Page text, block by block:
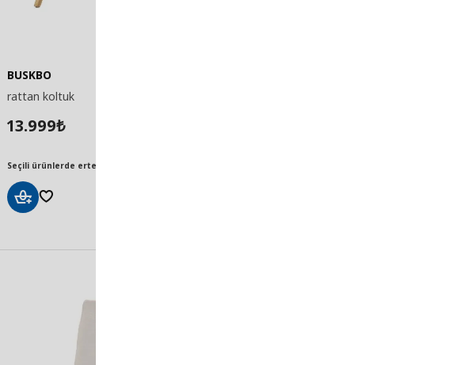
BUSKBO
rattan koltuk
13.999₺
Seçili ürünlerde ertesi gün teslimat fırsatı!